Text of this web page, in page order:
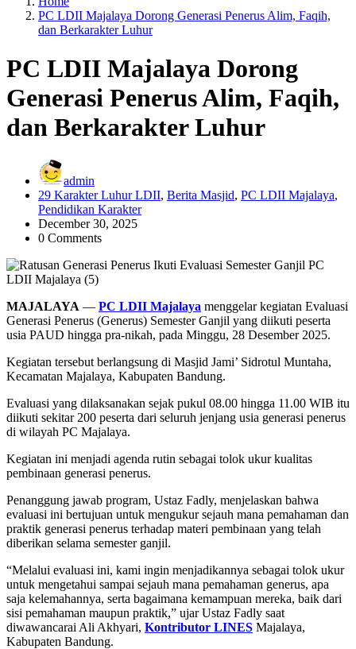
PC LDII Majalaya Dorong Generasi Penerus Alim, Faqih,
dan Berkarakter Luhur
PC LDII Majalaya Dorong
Generasi Penerus Alim, Faqih,
dan Berkarakter Luhur
admin
29 Karakter Luhur LDII, Berita Masjid, PC LDII Majalaya,
Pendidikan Karakter
December 30, 2025
0 Comments
MAJALAYA — PC LDII Majalaya menggelar kegiatan Evaluasi
Generasi Penerus (Generus) Semester Ganjil yang diikuti peserta
usia PAUD hingga pra-nikah, pada Minggu, 28 Desember 2025.
Kegiatan tersebut berlangsung di Masjid Jami’ Sidrotul Muntaha,
Kecamatan Majalaya, Kabupaten Bandung.
Evaluasi yang dilaksanakan sejak pukul 08.00 hingga 11.00 WIB itu
diikuti sekitar 200 peserta dari seluruh jenjang usia generasi penerus
di wilayah PC Majalaya.
Kegiatan ini menjadi agenda rutin sebagai tolok ukur kualitas
pembinaan generasi penerus.
Penanggung jawab program, Ustaz Fadly, menjelaskan bahwa
evaluasi ini bertujuan untuk mengukur sejauh mana pemahaman dan
praktik generasi penerus terhadap materi pembinaan yang telah
diberikan selama semester ganjil.
“Melalui evaluasi ini, kami ingin menjadikannya sebagai tolok ukur
untuk mengetahui sampai sejauh mana pemahaman generus, apa
saja kelemahannya, serta bagaimana kemampuan mereka, baik dari
sisi pemahaman maupun praktik,” ujar Ustaz Fadly saat
diwawancarai Ali Akhyari, Kontributor LINES Majalaya,
Kabupaten Bandung.